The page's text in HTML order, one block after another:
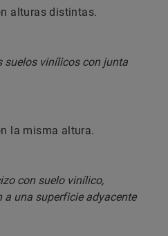
alturas distintas.
la misma altura.